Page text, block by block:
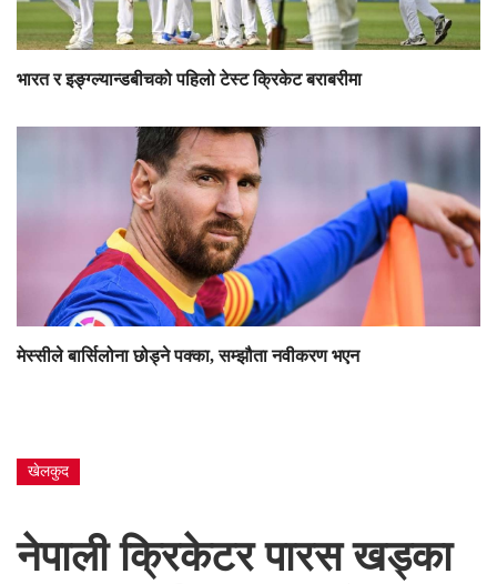
भारत र इङ्ग्ल्यान्डबीचको पहिलो टेस्ट क्रिकेट बराबरीमा
मेस्सीले बार्सिलोना छोड्ने पक्का, सम्झौता नवीकरण भएन
खेलकुद
नेपाली क्रिकेटर पारस खड्का